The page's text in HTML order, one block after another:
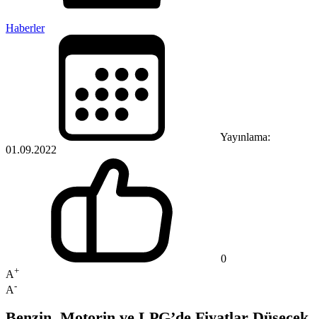
Haberler
Yayınlama:
01.09.2022
0
A+
A-